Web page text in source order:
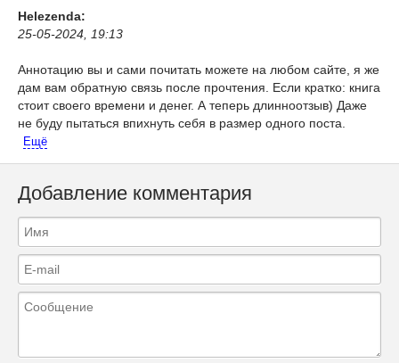
Helezenda:
25-05-2024, 19:13
Аннотацию вы и сами почитать можете на любом сайте, я же
дам вам обратную связь после прочтения.
Если кратко: книга
стоит своего времени и денег. А теперь длинноотзыв) Даже
не буду пытаться впихнуть себя в размер одного поста.
Ещё
Добавление комментария